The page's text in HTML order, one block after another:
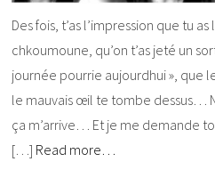
Des fois, t’as l’impression que tu
chkoumoune, qu’on t’as jeté un
journée pourrie aujourdhui », que
le mauvais œil te tombe dessus…
ça m’arrive… Et je me demande
[…] Read more…